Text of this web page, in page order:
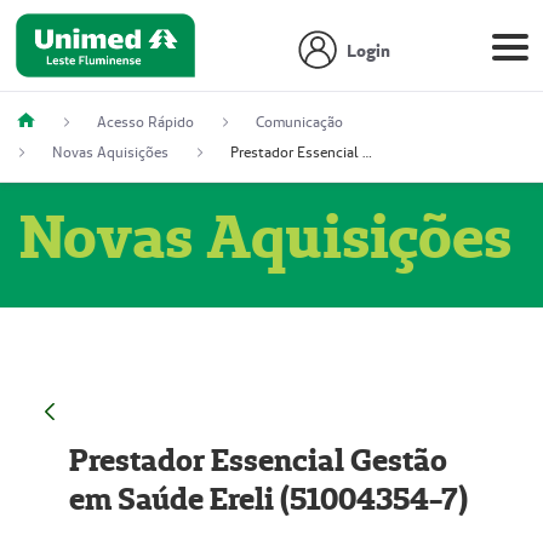
Login
Acesso Rápido
Comunicação
Novas Aquisições
Prestador Essencial Gestão em Saúde Ereli (51004354-7)
Novas Aquisições
Prestador Essencial Gestão
em Saúde Ereli (51004354-7)